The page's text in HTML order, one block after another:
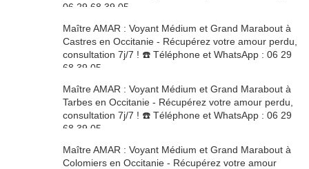
06 29 68 39 05
Maître AMAR : Voyant Médium et Grand Marabout à
Castres en Occitanie - Récupérez votre amour perdu,
consultation 7j/7 ! ☎️ Téléphone et WhatsApp : 06 29
68 39 05
Maître AMAR : Voyant Médium et Grand Marabout à
Tarbes en Occitanie - Récupérez votre amour perdu,
consultation 7j/7 ! ☎️ Téléphone et WhatsApp : 06 29
68 39 05
Maître AMAR : Voyant Médium et Grand Marabout à
Colomiers en Occitanie - Récupérez votre amour